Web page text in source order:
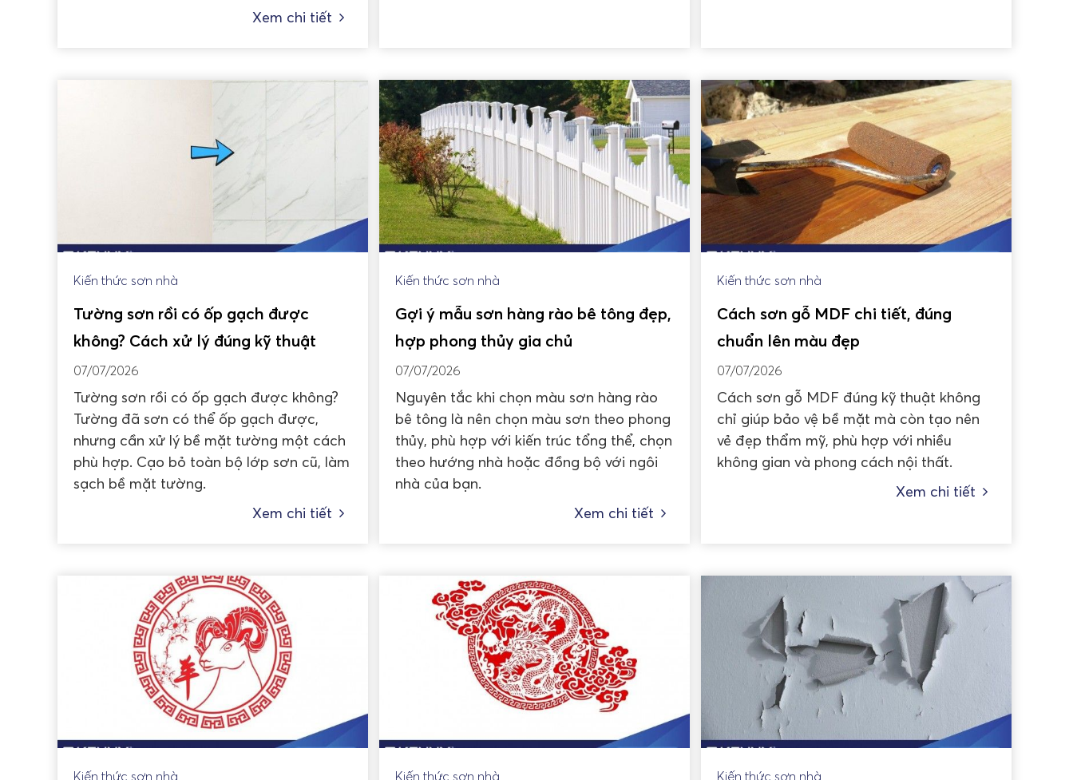
Xem chi tiết
Kiến thức sơn nhà
Tường sơn rồi có ốp gạch được
không? Cách xử lý đúng kỹ thuật
07/07/2026
Tường sơn rồi có ốp gạch được không?
Tường đã sơn có thể ốp gạch được,
nhưng cần xử lý bề mặt tường một cách
phù hợp. Cạo bỏ toàn bộ lớp sơn cũ, làm
sạch bề mặt tường.
Xem chi tiết
Kiến thức sơn nhà
Gợi ý mẫu sơn hàng rào bê tông đẹp,
hợp phong thủy gia chủ
07/07/2026
Nguyên tắc khi chọn màu sơn hàng rào
bê tông là nên chọn màu sơn theo phong
thủy, phù hợp với kiến trúc tổng thể, chọn
theo hướng nhà hoặc đồng bộ với ngôi
nhà của bạn.
Xem chi tiết
Kiến thức sơn nhà
Cách sơn gỗ MDF chi tiết, đúng
chuẩn lên màu đẹp
07/07/2026
Cách sơn gỗ MDF đúng kỹ thuật không
chỉ giúp bảo vệ bề mặt mà còn tạo nên
vẻ đẹp thẩm mỹ, phù hợp với nhiều
không gian và phong cách nội thất.
Xem chi tiết
Kiến thức sơn nhà Kiến thức sơn nhà Kiến thức sơn nhà